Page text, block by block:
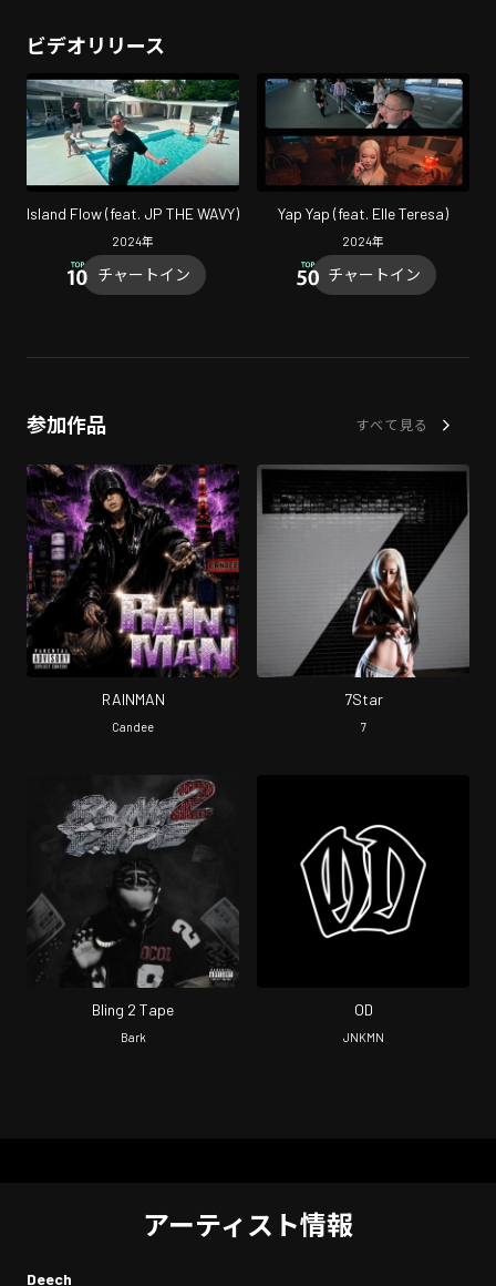
ビデオリリース
Island Flow (feat. JP THE WAVY)
2024年
チャートイン
Yap Yap (feat. Elle Teresa)
2024年
チャートイン
参加作品 すべて見る
RAINMAN
Candee
7Star
7
Bling 2 Tape
Bark
OD
JNKMN
アーティスト情報
Deech